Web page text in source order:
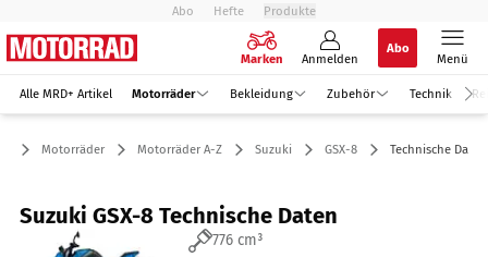
Abo Hefte Produkte
Marken Anmelden
Abo
Menü
Alle MRD+ Artikel Motorräder Bekleidung Zubehör Technik
Motorräder Motorräder A-Z Suzuki GSX-8 Technische Daten
Suzuki GSX-8 Technische Daten
776 cm³